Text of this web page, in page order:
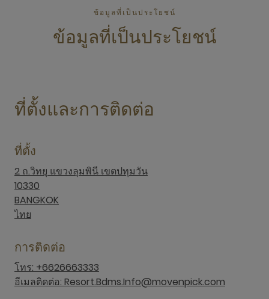
ข้อมูลที่เป็นประโยชน์
ข้อมูลที่เป็นประโยชน์
ที่ตั้งและการติดต่อ
ที่ตั้ง
2 ถ.วิทยุ แขวงลุมพินี เขตปทุมวัน
10330
BANGKOK
ไทย
การติดต่อ
โทร: +6626663333
อีเมลติดต่อ: Resort.Bdms.Info@movenpick.com